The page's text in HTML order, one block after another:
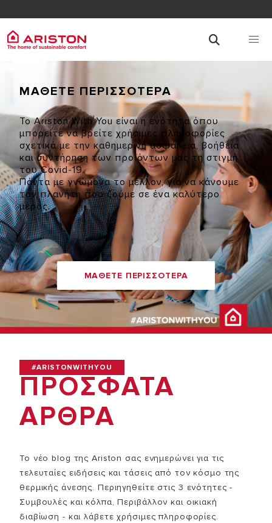
ΜΑΘΕΤΕ ΠΕΡΙΣΣΟΤΕΡΑ
Το Ariston With You είναι η ενότητα όπου
μπορείτε να βρείτε χρήσιμες πληροφορίες
σχετικά με την καθημερινή ασφάλεια, βοήθεια
και συντήρηση των προϊόντων μας τη στιγμή
του Covid-19.
Πάντα με γνώμονα το μέλλον, για να κάνουμε
τον πλανήτη που ζούμε σε ένα καλύτερο
μέρος.
ΜΑΘΕΤΕ ΠΕΡΙΣΣΟΤΕΡΑ
#ARISTONWITHYOU
ΠΡΟΣΦΑΤΑ
ΑΡΘΡΑ
Το νέο blog της Ariston σας ενημερώνει για τις
τελευταίες ειδήσεις και τάσεις από τον κόσμο της
θερμικής άνεσης. Περιηγηθείτε στις 3 ενότητες -
Συμβουλές και κόλπα, Περιβάλλον και οικιακή
διαβίωση - και λάβετε χρήσιμες πληροφορίες.